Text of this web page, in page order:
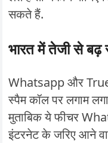
सकते हैं.
भारत में तेजी से बढ़
Whatsapp और
स्पैम कॉल पर लगाम
मुताबिक ये फीचर
इंटरनेट के जरिए आने